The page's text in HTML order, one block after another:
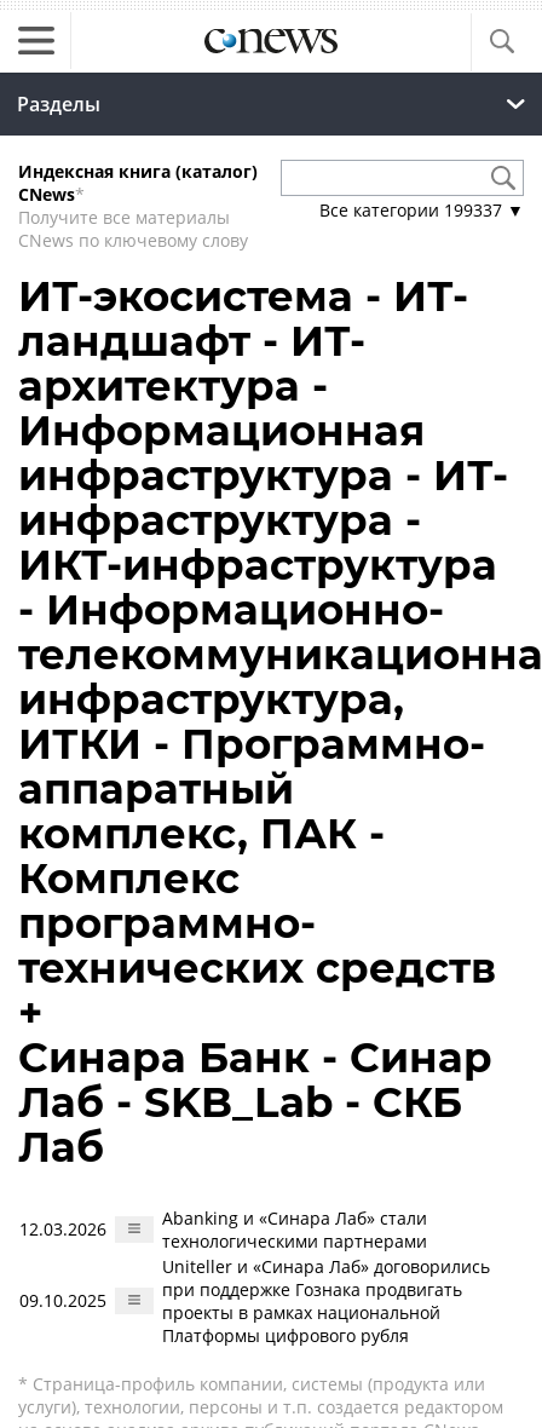
Разделы
Индексная книга (каталог)
CNews*
Получите все материалы
CNews по ключевому слову
Все категории 199337 ▼
ИТ-экосистема - ИТ-
ландшафт - ИТ-
архитектура -
Информационная
инфраструктура - ИТ-
инфраструктура -
ИКТ-инфраструктура
- Информационно-
инфраструктура,
ИТКИ - Программно-
аппаратный
комплекс, ПАК -
Комплекс
программно-
технических средств
+
Синара Банк - Синар
Лаб - SKB_Lab - СКБ
Лаб
12.03.2026
Abanking и «Синара Лаб» стали
технологическими партнерами
09.10.2025
Uniteller и «Синара Лаб» договорились
при поддержке Гознака продвигать
проекты в рамках национальной
Платформы цифрового рубля
* Страница-профиль компании, системы (продукта или
услуги), технологии, персоны и т.п. создается редактором